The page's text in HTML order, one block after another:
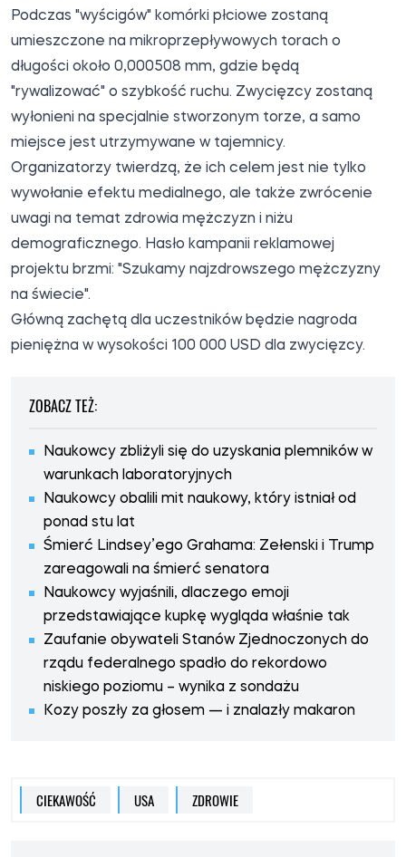
Podczas "wyścigów" komórki płciowe zostaną
umieszczone na mikroprzepływowych torach o
długości około 0,000508 mm, gdzie będą
"rywalizować" o szybkość ruchu. Zwycięzcy zostaną
wyłonieni na specjalnie stworzonym torze, a samo
miejsce jest utrzymywane w tajemnicy.
Organizatorzy twierdzą, że ich celem jest nie tylko
wywołanie efektu medialnego, ale także zwrócenie
uwagi na temat zdrowia mężczyzn i niżu
demograficznego. Hasło kampanii reklamowej
projektu brzmi: "Szukamy najzdrowszego mężczyzny
na świecie".
Główną zachętą dla uczestników będzie nagroda
pieniężna w wysokości 100 000 USD dla zwycięzcy.
ZOBACZ TEŻ:
Naukowcy zbliżyli się do uzyskania plemników w
warunkach laboratoryjnych
Naukowcy obalili mit naukowy, który istniał od
ponad stu lat
Śmierć Lindsey’ego Grahama: Zełenski i Trump
zareagowali na śmierć senatora
Naukowcy wyjaśnili, dlaczego emoji
przedstawiające kupkę wygląda właśnie tak
Zaufanie obywateli Stanów Zjednoczonych do
rządu federalnego spadło do rekordowo
niskiego poziomu – wynika z sondażu
Kozy poszły za głosem — i znalazły makaron
CIEKAWOŚĆ USA ZDROWIE